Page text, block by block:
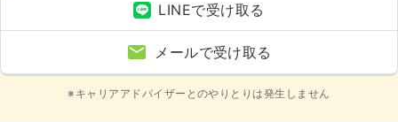
LINEで受け取る
メールで受け取る
※キャリアアドバイザーとのやりとりは発生しません